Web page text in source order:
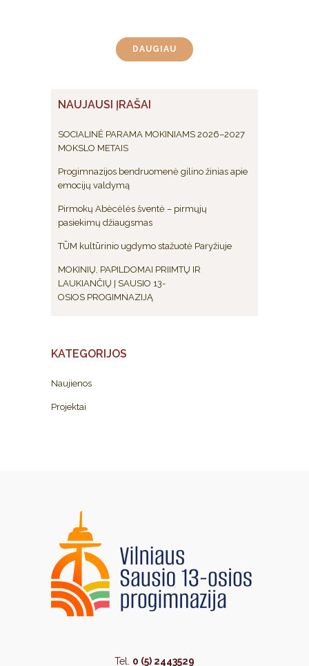
DAUGIAU
NAUJAUSI ĮRAŠAI
SOCIALINĖ PARAMA MOKINIAMS 2026–2027
MOKSLO METAIS
Progimnazijos bendruomenė gilino žinias apie
emocijų valdymą
Pirmokų Abėcėlės šventė – pirmųjų
pasiekimų džiaugsmas
TŪM kultūrinio ugdymo stažuotė Paryžiuje
MOKINIŲ, PAPILDOMAI PRIIMTŲ IR
LAUKIANČIŲ Į SAUSIO 13-
OSIOS PROGIMNAZIJĄ
KATEGORIJOS
Naujienos
Projektai
Tel. 0 (5) 2443529